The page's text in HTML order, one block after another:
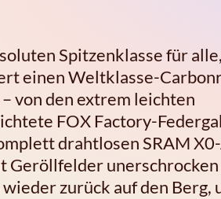
Spitzenklasse für
einen Weltklasse-
von den extrem leichten
FOX Factory-
drahtlosen SRAM
Geröllfelder
zurück auf den Berg,